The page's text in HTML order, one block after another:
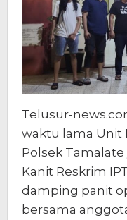
Telusur-
waktu lama Unit
Polsek
Kanit Reskrim
damping panit
bersama